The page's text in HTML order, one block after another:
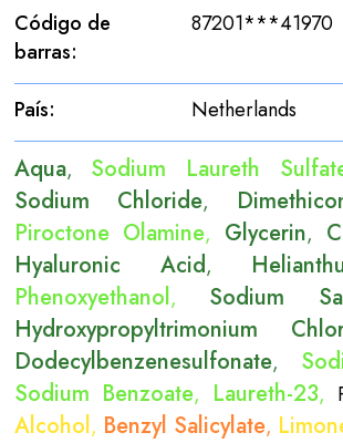
Código de
barras:
87201***41970
País: Netherlands
Aqua, Sodium Laureth
Sodium Chloride,
Piroctone Olamine, Glycerin,
Hyaluronic Acid,
Phenoxyethanol, Sodium
Hydroxypropyltrimonium
Dodecylbenzenesulfonate,
Sodium Benzoate, Laureth-23,
Alcohol, Benzyl Salicylate,